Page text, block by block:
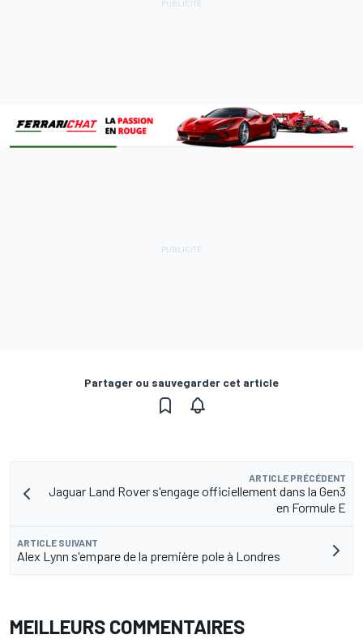
Partager ou sauvegarder cet article
ARTICLE PRÉCÉDENT
Jaguar Land Rover s'engage officiellement dans la Gen3
en Formule E
ARTICLE SUIVANT
Alex Lynn s'empare de la première pole à Londres
MEILLEURS COMMENTAIRES